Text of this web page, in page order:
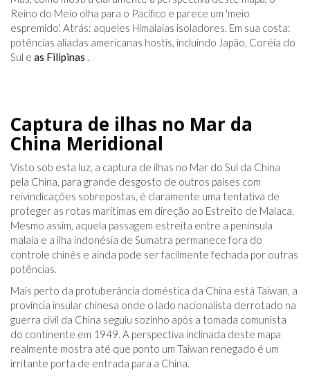
Reino do Meio olha para o Pacífico e parece um 'meio
espremido'. Atrás: aqueles Himalaias isoladores. Em sua costa:
potências aliadas americanas hostis, incluindo Japão, Coréia do
Sul e as Filipinas .
Captura de ilhas no Mar da
China Meridional
Visto sob esta luz, a captura de ilhas no Mar do Sul da China
pela China, para grande desgosto de outros países com
reivindicações sobrepostas, é claramente uma tentativa de
proteger as rotas marítimas em direção ao Estreito de Malaca.
Mesmo assim, aquela passagem estreita entre a península
malaia e a ilha indonésia de Sumatra permanece fora do
controle chinês e ainda pode ser facilmente fechada por outras
potências.
Mais perto da protuberância doméstica da China está Taiwan, a
província insular chinesa onde o lado nacionalista derrotado na
guerra civil da China seguiu sozinho após a tomada comunista
do continente em 1949. A perspectiva inclinada deste mapa
realmente mostra até que ponto um Taiwan renegado é um
irritante porta de entrada para a China.